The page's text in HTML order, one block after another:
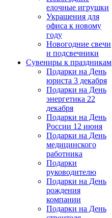
елочные игрушки
Украшения для
офиса к новому
году
Новогодние свечи
и подсвечники
Сувениры к праздникам
Подарки на День
юриста 3 декабря
Подарки на День
энергетика 22
декабря
Подарки на День
России 12 июня
Подарки на День
медицинского
работника
Подарки
руководителю
Подарки на День
рождения
компании
Подарки на День